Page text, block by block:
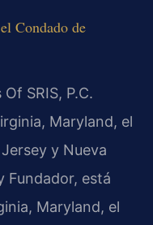
Condado de
SRIS, P.C.
Maryland, el
y Nueva
Fundador, está
Maryland, el